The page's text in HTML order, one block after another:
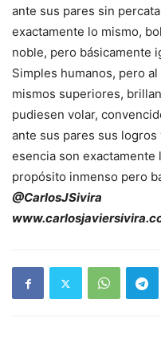
ante sus pares sin
exactamente lo mismo,
noble, pero básicamente
Simples humanos, pero
mismos superiores,
pudiesen volar,
ante sus pares sus
esencia son
propósito inmenso pero
@CarlosJSivira